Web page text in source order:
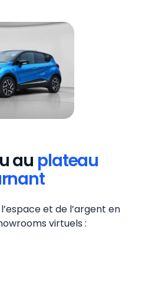
au plateau
et de l’argent en
virtuels :